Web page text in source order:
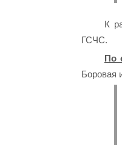
К
ГСЧС.
По
Боровая